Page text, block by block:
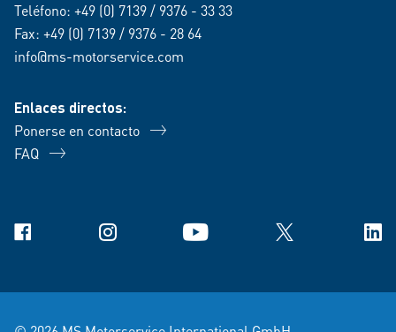
Teléfono: +49 (0) 7139 / 9376 - 33 33
Fax: +49 (0) 7139 / 9376 - 28 64
info@ms-motorservice.com
Enlaces directos:
Ponerse en contacto
FAQ
Facebook Instagram YouTube X